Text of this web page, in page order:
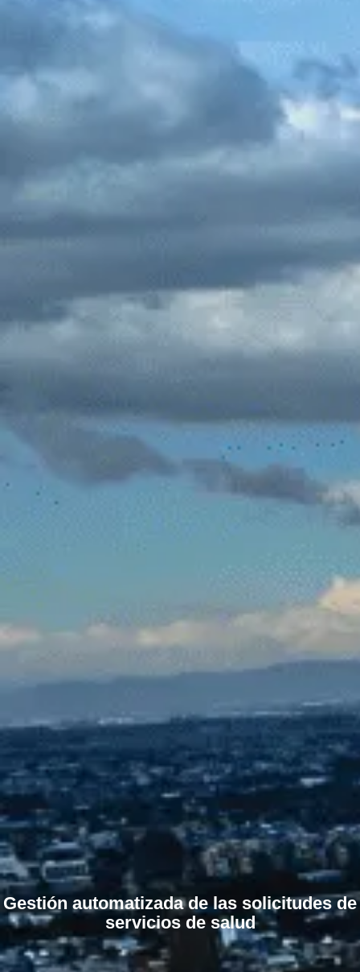
Gestión automatizada de las solicitudes de
servicios de salud